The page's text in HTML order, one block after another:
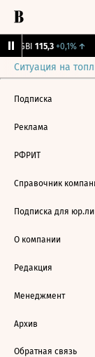
RGBI 115,3 +0,1%↑
Ситуация на
Подписка
Реклама
РФРИТ
Справочник
Подписка для
О компании
Редакция
Менеджмент
Архив
Обратная связь